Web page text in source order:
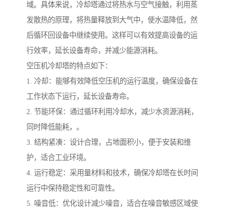
域。具体来说，冷却塔通过将热水与空气接触，利用蒸
发散热的原理，将热量释放到大气中，使水温降低，然
后循环回设备中继续使用。这样可以有效提高设备的运
行效率，延长设备寿命，并减少能源消耗。
空压机冷却塔的特点如下：
1. 冷却：能够有效降低空压机的运行温度，确保设备在
工作状态下运行，延长设备寿命。
2. 节能环保：通过循环利用冷却水，减少水资源消耗，
同时降低能耗，。
3. 结构紧凑：设计合理，占地面积小，便于安装和维
护，适合工业环境。
4. 运行稳定：采用量材料和技术，确保冷却塔在长时间
运行中保持稳定性和可靠性。
5. 噪音低：优化设计减少噪音，适合在噪音敏感区域使